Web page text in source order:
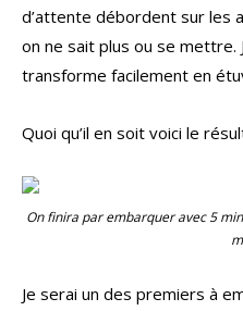
d’attente débordent sur les
on ne sait plus ou se mettre.
transforme facilement en
Quoi qu’il en soit voici le
On finira par embarquer avec 5
Je serai un des premiers à